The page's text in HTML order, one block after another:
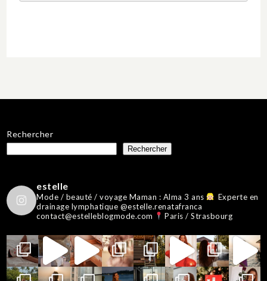
Rechercher
Rechercher
estelle
Mode / beauté / voyage Maman : Alma 3 ans
Experte en
drainage lymphatique @estelle.renatafranca
contact@estelleblogmode.com
Paris / Strasbourg